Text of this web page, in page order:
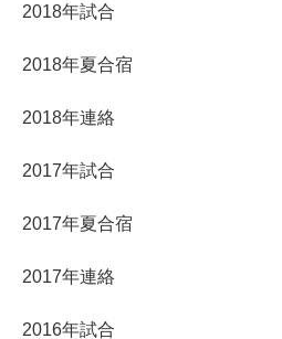
2018年試合
2018年夏合宿
2018年連絡
2017年試合
2017年夏合宿
2017年連絡
2016年試合